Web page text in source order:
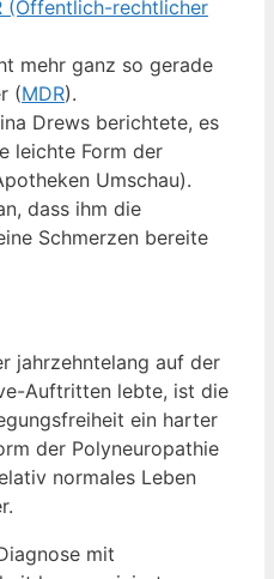
(Öffentlich-rechtlicher
mehr ganz so gerade
(MDR).
Drews berichtete, es
leichte Form der
Umschau).
dass ihm die
Schmerzen bereite
jahrzehntelang auf der
Auftritten lebte, ist die
ein harter
der Polyneuropathie
normales Leben
mit